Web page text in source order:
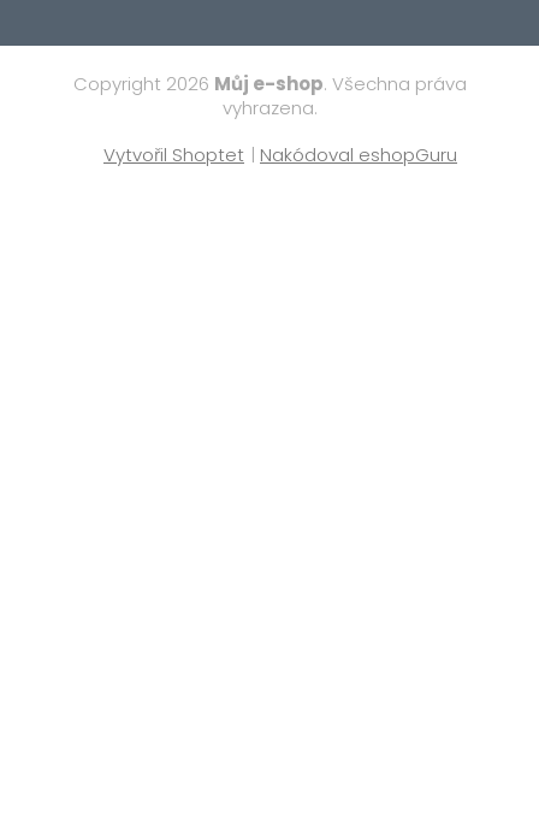
Vytvořil Shoptet | Nakódoval eshopGuru
Copyright 2026 Můj e-shop. Všechna práva
vyhrazena.